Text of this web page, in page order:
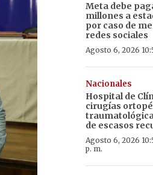
Meta debe
millones a
por caso de
redes sociales
Agosto 6, 2026
Nacionales
Hospital de
cirugías
de escasos
Agosto 6, 2026
p. m.